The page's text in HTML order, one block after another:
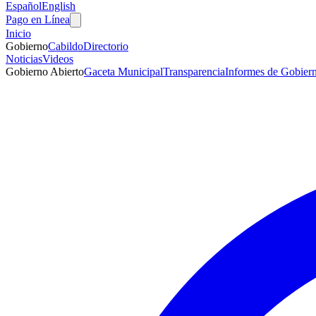
EspañolEnglish
Pago en Línea
Inicio
GobiernoCabildoDirectorio
NoticiasVideos
Gobierno AbiertoGaceta MunicipalTransparenciaInformes de